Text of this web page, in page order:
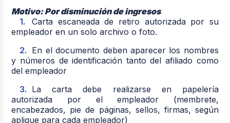
Motivo: Por disminución de ingresos
Carta escaneada de retiro autorizada por su
empleador en un solo archivo o foto.
En el documento deben aparecer los nombres
y números de identificación tanto del afiliado como
del empleador
La carta debe realizarse en papelería
autorizada por el empleador (membrete,
encabezados, pie de páginas, sellos, firmas, según
aplique para cada empleador)